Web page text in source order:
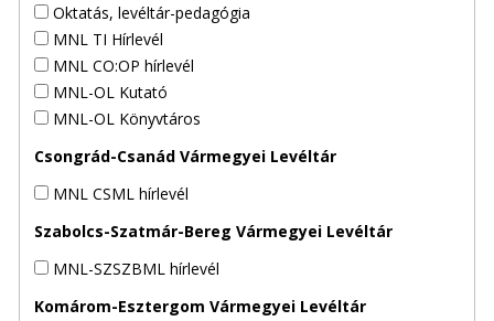
Oktatás, levéltár-pedagógia
MNL TI Hírlevél
MNL CO:OP hírlevél
MNL-OL Kutató
MNL-OL Könyvtáros
Csongrád-Csanád Vármegyei Levéltár
MNL CSML hírlevél
Szabolcs-Szatmár-Bereg Vármegyei Levéltár
MNL-SZSZBML hírlevél
Komárom-Esztergom Vármegyei Levéltár